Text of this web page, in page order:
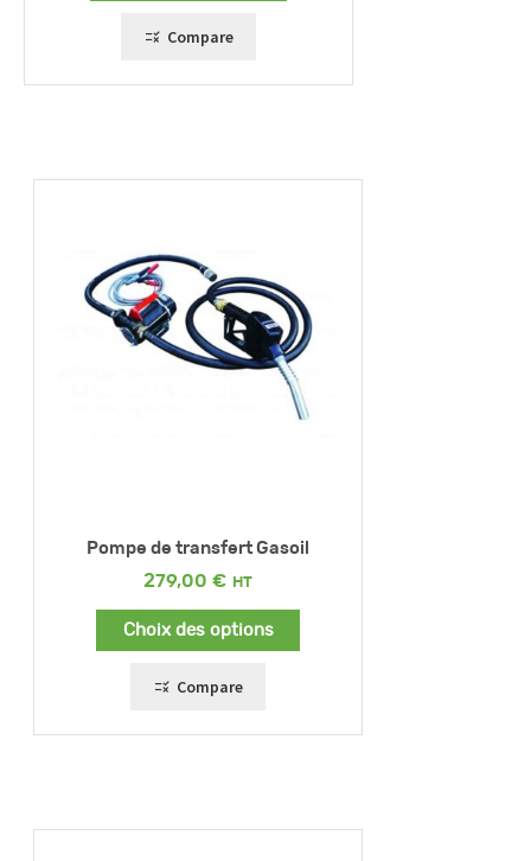
Compare
Pompe de transfert Gasoil
279,00 €
Choix des options
Compare